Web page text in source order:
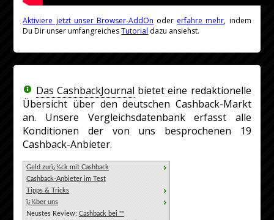
Aktiviere jetzt unser Browser-AddOn oder erfahre mehr, indem
Du Dir unser umfangreichesTutorial dazu ansiehst.
Das CashbackJournal bietet eine redaktionelle
Übersicht über den deutschen Cashback-Markt
an. Unsere Vergleichsdatenbank erfasst alle
Konditionen der von uns besprochenen 19
Cashback-Anbieter.
Geld zurï¿½ck mit Cashback
Cashback-Anbieter im Test
Tipps & Tricks
ï¿½ber uns
Neustes Review: Cashback bei ""